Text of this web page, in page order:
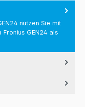
nutzen Sie mit
GEN24 als